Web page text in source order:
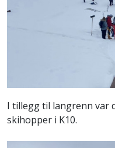
I tillegg til langrenn var
skihopper i K10.